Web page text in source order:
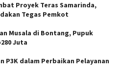
Proyek Teras Samarinda,
Tegas Pemkot
Musala di Bontang, Pupuk
Juta
P3K dalam Perbaikan Pelayanan